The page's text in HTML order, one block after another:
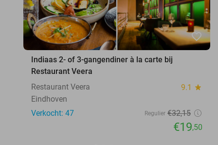
favorite_border
Indiaas 2- of 3-gangendiner à la carte bij
Restaurant Veera
Restaurant Veera
9.1 star
Eindhoven
Verkocht: 47
Regulier €32,15
€19,50